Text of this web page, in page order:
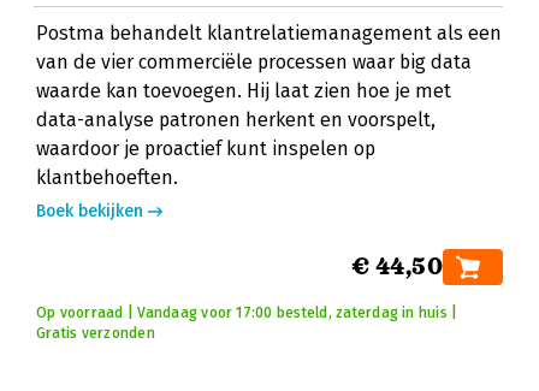
Postma behandelt klantrelatiemanagement als een
van de vier commerciële processen waar big data
waarde kan toevoegen. Hij laat zien hoe je met
data-analyse patronen herkent en voorspelt,
waardoor je proactief kunt inspelen op
klantbehoeften.
Boek bekijken
€ 44,50
Op voorraad | Vandaag voor 17:00 besteld, zaterdag in huis |
Gratis verzonden